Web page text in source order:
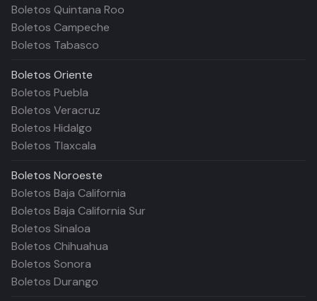
Boletos Quintana Roo
Boletos Campeche
Boletos Tabasco
Boletos Oriente
Boletos Puebla
Boletos Veracruz
Boletos Hidalgo
Boletos Tlaxcala
Boletos Noroeste
Boletos Baja California
Boletos Baja California Sur
Boletos Sinaloa
Boletos Chihuahua
Boletos Sonora
Boletos Durango